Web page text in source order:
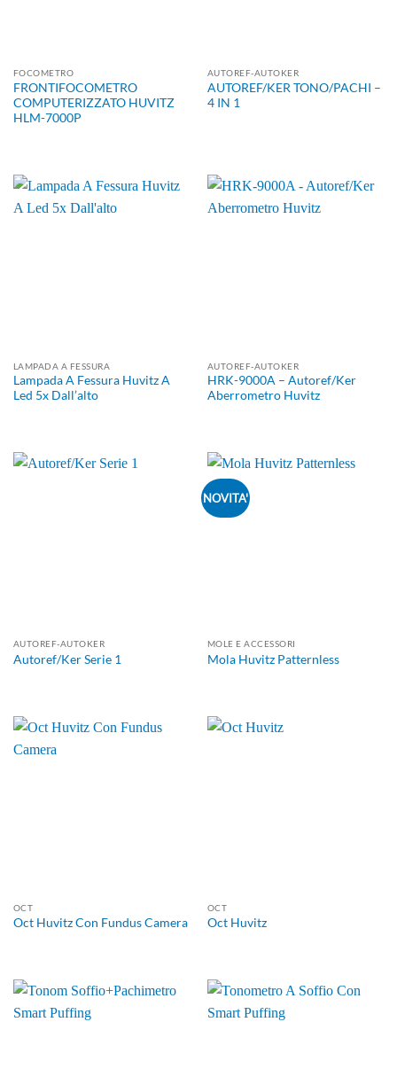
FOCOMETRO
FRONTIFOCOMETRO
COMPUTERIZZATO HUVITZ
HLM-7000P
AUTOREF-AUTOKER
AUTOREF/KER TONO/PACHI –
4 IN 1
LAMPADA A FESSURA
Lampada A Fessura Huvitz A
Led 5x Dall’alto
AUTOREF-AUTOKER
HRK-9000A – Autoref/Ker
Aberrometro Huvitz
AUTOREF-AUTOKER
Autoref/Ker Serie 1
NOVITA'
MOLE E ACCESSORI
Mola Huvitz Patternless
OCT
Oct Huvitz Con Fundus Camera
OCT
Oct Huvitz